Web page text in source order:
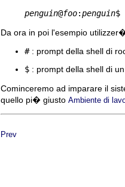
penguin@foo:penguin
Da ora in poi l'esempio
#: prompt della shell di
$ : prompt della shell di
Cominceremo ad imparare il
quello pi� giusto Ambiente di
Prev